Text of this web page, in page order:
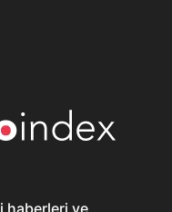
haberleri ve